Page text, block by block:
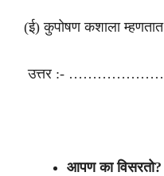
(ई) कुपोषण कशाला
उत्तर :-
आपण का